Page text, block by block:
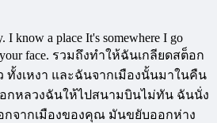
I know a place It's somewhere I go
your face. รวมถึงทำให้ฉันเกลียดสต็อก
ทั้งเหงา และฉันจากเมืองนั้นมาในคืน
กหลวงฉันให้ไปสนามบินไม่ทัน ฉันนั่ง
จากเมืองของคุณ มันขยับออกห่าง